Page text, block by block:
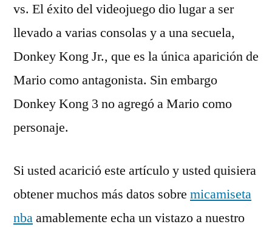
vs. El éxito del videojuego dio lugar a ser
llevado a varias consolas y a una secuela,
Donkey Kong Jr., que es la única aparición de
Mario como antagonista. Sin embargo
Donkey Kong 3 no agregó a Mario como
personaje.
Si usted acarició este artículo y usted quisiera
obtener muchos más datos sobre micamiseta
nbaamablemente echa un vistazo a nuestro